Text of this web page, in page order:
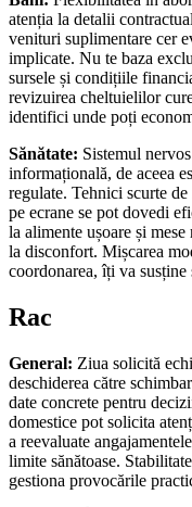
atenția la detalii
venituri suplimentare cer
implicate. Nu te baza
sursele și condițiile
revizuirea cheltuielilor
identifici unde poți
Sănătate: Sistemul
informațională, de aceea
regulate. Tehnici scurte
pe ecrane se pot dovedi
la alimente ușoare și
la disconfort. Mișcarea
coordonarea, îți va susține
Rac
General: Ziua solicită
deschiderea către
date concrete pentru
domestice pot solicita
a reevaluate
limite sănătoase.
gestiona provocările